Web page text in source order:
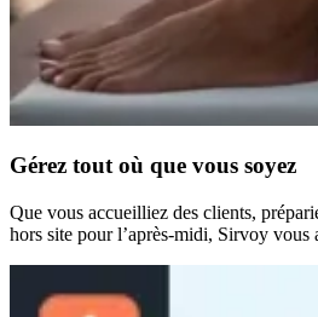
Gérez tout où que vous soyez
Que vous accueilliez des clients,
hors site pour l’après-midi, Sirvoy vous